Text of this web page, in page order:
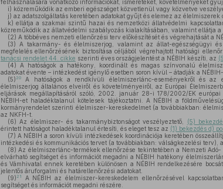
felhasználására vonatkozó információkat, ismereteket, követelményeket
i) közreműködik az emberi egészséget közvetlenül vagy közvetve
j) az adatszolgáltatás keretében adatokat gyűjt és elemez az élelmiszerek
k) ellátja a szakmai szintű hazai és nemzetközi állatvédelmi
közreműködik az állatvédelmi szabályozás kialakításában, valamint ellátja
(2) A többéves nemzeti ellenőrzési terv előkészítését és végrehajtását a
(3) A takarmány- és élelmiszerjog, valamint az állat-egészségügyi
megfelelés ellenőrzésének biztosítása céljából végrehajtott hatósági
tanácsi rendelet 44. cikke szerinti éves országjelentést a NÉBIH készíti, az
(4) A hatóságok a hatékony, koordinált és magas színvonalú
adatokat évente – intézkedést igénylő esetben soron kívül – átadják a
(5) 20A hatóságok a rendkívüli élelmiszerlánc-eseményekről és az
élelmiszerjog általános elveiről és követelményeiről, az Európai
eljárások megállapításáról szóló, 2002. január 28-i 178/2002/EK
NÉBIH-et haladéktalanul kötelesek tájékoztatni. A NÉBIH a
kormányrendelet szerinti élelmiszer-kereskedelmet (a továbbiakban:
az NKFH-t.
(6) Az élelmiszer- és takarmánybiztonságot veszélyeztető, (5)
érintett hatóságot haladéktalanul értesíti, és eleget tesz az (1) bekezdés d)
(7) A NÉBIH a soron kívüli intézkedések koordinációja keretében
intézkedési és kommunikációs tervet (a továbbiakban: válságkezelési terv),
(8) Az élelmiszerlánc-termékek ellenőrzése tekintetében a Nemzeti
elvárható segítséget és információt megadni a NÉBIH hatékony
és Vámhivatal ennek keretében különösen a NÉBIH rendelkezésére
jelentős áruforgalmi és határellenőrzési adatokat.
(9) 21
A NÉBIH az élelmiszer-kereskedelem ellenőrzésével
segítséget és információt megadni részére.